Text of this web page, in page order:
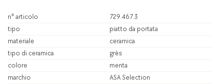
n° articolo
729.467.3
tipo
piatto da portata
materiale
ceramica
tipo di ceramica
grès
colore
menta
marchio
ASA Selection